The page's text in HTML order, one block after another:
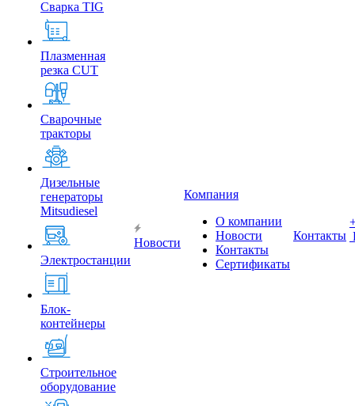
Сварка TIG
Плазменная
резка CUT
Сварочные
тракторы
Дизельные
генераторы
Mitsudiesel
Электростанции
Блок-
контейнеры
Строительное
оборудование
Новости
Компания
О компании
Новости
Контакты
Сертификаты
Контакты